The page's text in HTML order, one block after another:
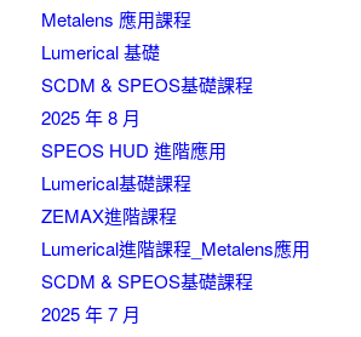
Metalens 應用課程
Lumerical 基礎
SCDM & SPEOS基礎課程
2025 年 8 月
SPEOS HUD 進階應用
Lumerical基礎課程
ZEMAX進階課程
Lumerical進階課程_Metalens應用
SCDM & SPEOS基礎課程
2025 年 7 月